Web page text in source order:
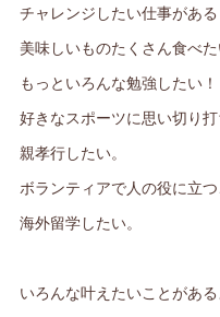
チャレンジしたい仕事がある
美味しいものたくさん食べた
もっといろんな勉強したい！
好きなスポーツに思い切り打
親孝行したい。
ボランティアで人の役に立つ
海外留学したい。
いろんな叶えたいことがある